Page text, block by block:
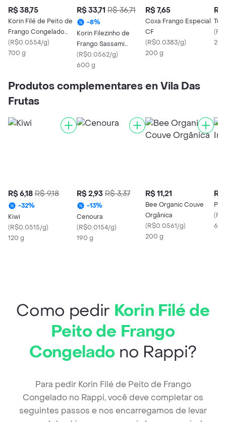
R$ 38,75
Korin Filé de Peito de
Frango Congelado
Boa Pedida
(R$0.0554/g)
700 g
R$ 33,71 R$ 36,71
-8%
Korin Filezinho de
Frango Sassami
Resfriado
(R$0.0562/g)
600 g
R$ 7,65
Coxa Frango Especial
CF
(R$0.0383/g)
200 g
R$
(
Produtos complementares en Vila Das
Frutas
R$ 6,18 R$ 9,18
-32%
Kiwi
(R$0.0515/g)
120 g
R$ 2,93 R$ 3,37
-13%
Cenoura
(R$0.0154/g)
190 g
R$ 11,21
Bee Organic Couve
Orgânica
(R$0.0561/g)
200 g
R$
(
60
Como pedir Korin Filé de
Peito de Frango
Congelado no Rappi?
Para pedir Korin Filé de Peito de Frango
Congelado no Rappi, você deve completar os
seguintes passos e nos encarregamos de levar